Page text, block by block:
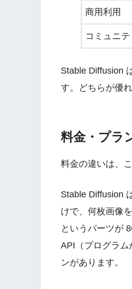
商用利用
コミュニテ
Stable Diffusion
す。どちらが優
料金・プラ
料金の違いは、
Stable Diffusion
けで、何枚画像
というパーツが
API（プログラム
ンがあります。